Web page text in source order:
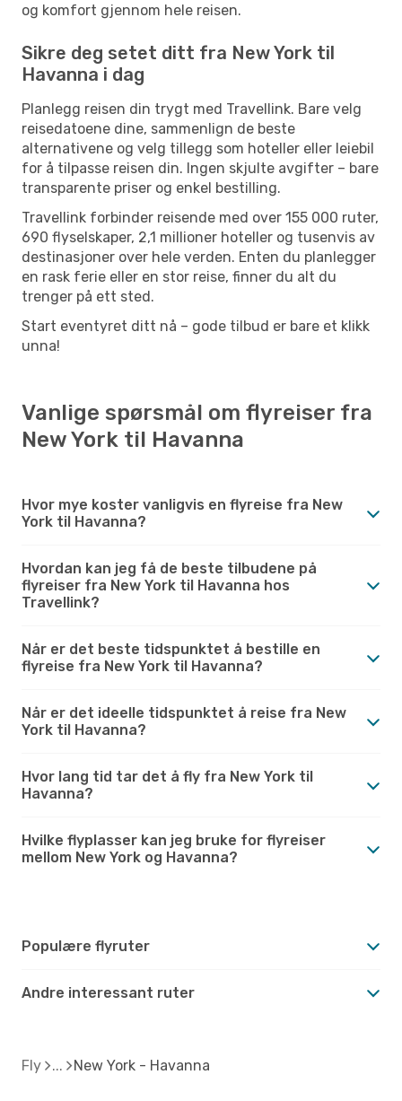
og komfort gjennom hele reisen.
Sikre deg setet ditt fra New York til
Havanna i dag
Planlegg reisen din trygt med Travellink. Bare velg
reisedatoene dine, sammenlign de beste
alternativene og velg tillegg som hoteller eller leiebil
for å tilpasse reisen din. Ingen skjulte avgifter – bare
transparente priser og enkel bestilling.
Travellink forbinder reisende med over 155 000 ruter,
690 flyselskaper, 2,1 millioner hoteller og tusenvis av
destinasjoner over hele verden. Enten du planlegger
en rask ferie eller en stor reise, finner du alt du
trenger på ett sted.
Start eventyret ditt nå – gode tilbud er bare et klikk
unna!
Vanlige spørsmål om flyreiser fra
New York til Havanna
Hvor mye koster vanligvis en flyreise fra New
York til Havanna?
Hvordan kan jeg få de beste tilbudene på
flyreiser fra New York til Havanna hos
Travellink?
Når er det beste tidspunktet å bestille en
flyreise fra New York til Havanna?
Når er det ideelle tidspunktet å reise fra New
York til Havanna?
Hvor lang tid tar det å fly fra New York til
Havanna?
Hvilke flyplasser kan jeg bruke for flyreiser
mellom New York og Havanna?
Populære flyruter
Andre interessant ruter
Fly New York - Havanna